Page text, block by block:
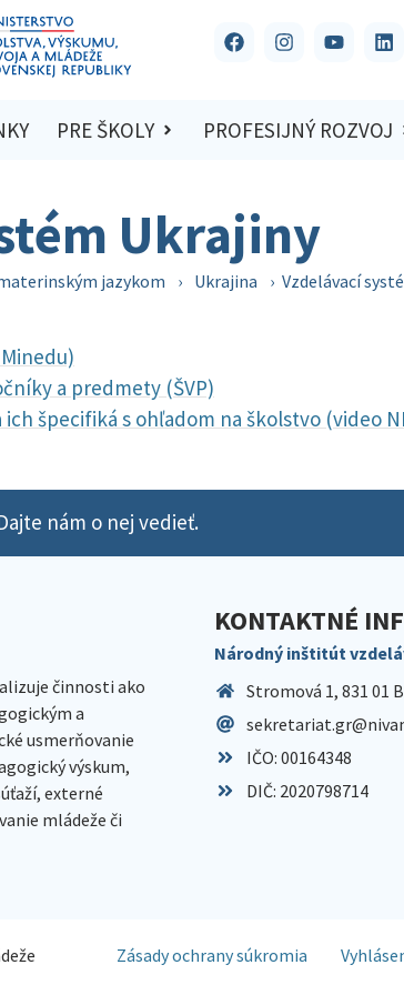
PRE ŠKOLY PROFESIJNÝ ROZVOJ
Ukrajiny
jazykom › Ukrajina › Vzdelávací
a predmety (ŠVP)
ich špecifiká s ohľadom na školstvo (video
nám o nej vedieť.
činnosti ako
a
usmerňovanie
výskum,
externé
mládeže či
KONTAKTNÉ
Národný inštitút
Stromová 1, 831 01
IČO: 00164348
DIČ: 2020798714
Zásady ochrany súkromia